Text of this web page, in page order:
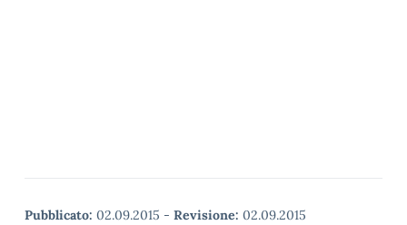
Pubblicato: 02.09.2015 - Revisione: 02.09.2015